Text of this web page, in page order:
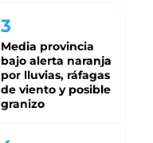
Media provincia
bajo alerta naranja
por lluvias, ráfagas
de viento y posible
granizo